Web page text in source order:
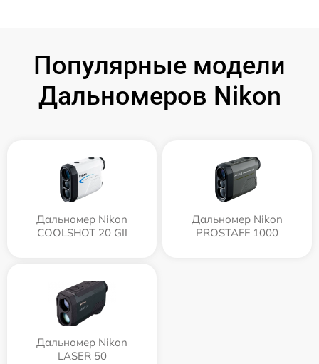
Популярные модели
Дальномеров Nikon
Дальномер Nikon
COOLSHOT 20 GII
Дальномер Nikon
PROSTAFF 1000
Дальномер Nikon
LASER 50